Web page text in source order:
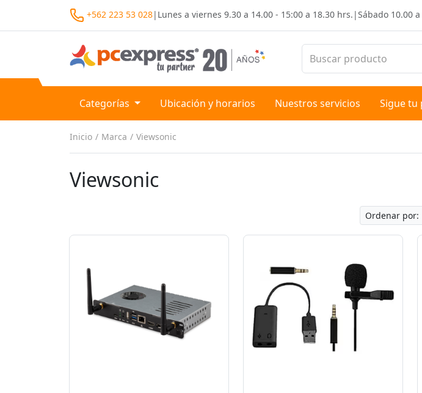
+562 223 53 028| Lunes a viernes 9.30 a 14.00 - 15:00 a 18.30 hrs. |Sábado 10.00
Categorías Ubicación y horarios Nuestros servicios Sigue tu
Inicio Marca Viewsonic
Viewsonic
Ordenar por: